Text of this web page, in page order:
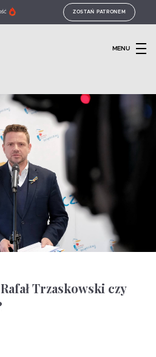
ZOSTAŃ PATRONEM
MENU
Trzaskowski czy